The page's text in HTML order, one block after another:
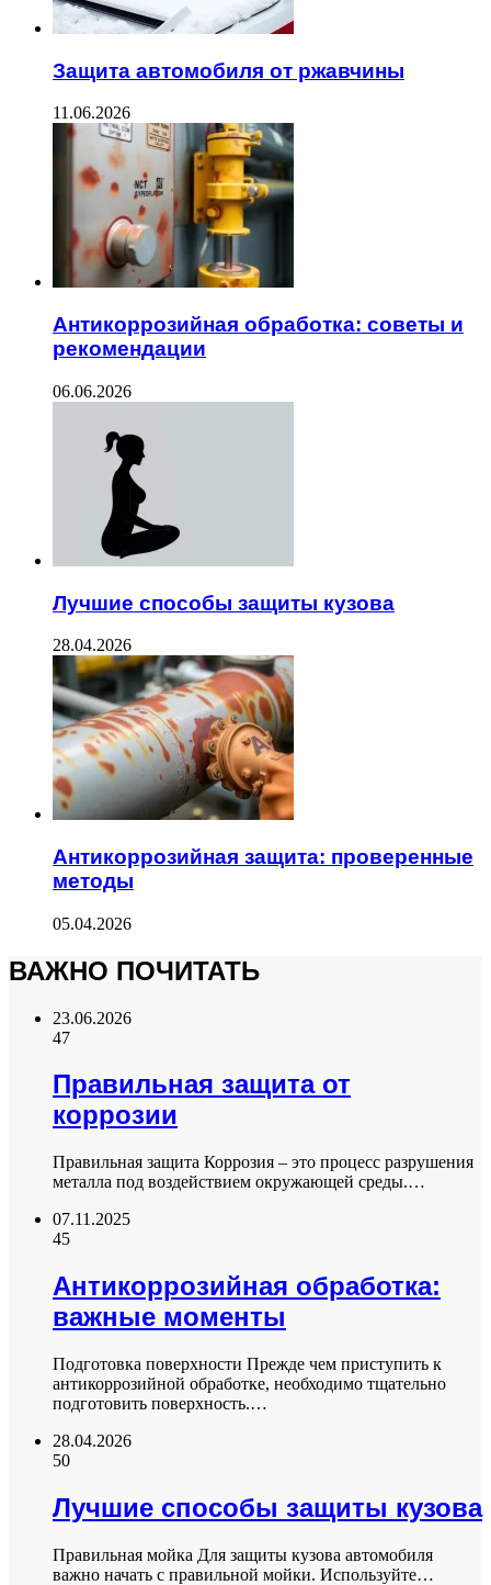
Защита автомобиля от ржавчины
11.06.2026
Антикоррозийная обработка: советы и
рекомендации
06.06.2026
Лучшие способы защиты кузова
28.04.2026
Антикоррозийная защита: проверенные
методы
05.04.2026
ВАЖНО ПОЧИТАТЬ
23.06.2026
47
Правильная защита от
коррозии
Правильная защита Коррозия – это процесс разрушения
металла под воздействием окружающей среды.…
07.11.2025
45
Антикоррозийная обработка:
важные моменты
Подготовка поверхности Прежде чем приступить к
антикоррозийной обработке, необходимо тщательно
подготовить поверхность.…
28.04.2026
50
Лучшие способы защиты кузова
Правильная мойка Для защиты кузова автомобиля
важно начать с правильной мойки. Используйте…